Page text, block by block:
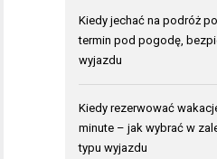
Kiedy jechać na podróż
termin pod pogodę,
wyjazdu
Kiedy rezerwować
minute – jak wybrać w
typu wyjazdu